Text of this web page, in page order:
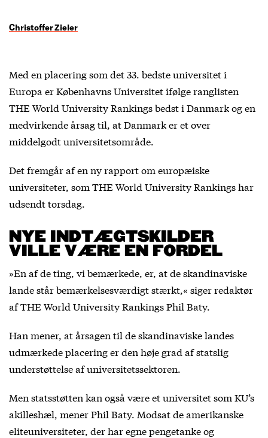
Christoffer Zieler
Med en placering som det 33. bedste universitet i
Europa er Københavns Universitet ifølge ranglisten
THE World University Rankings bedst i Danmark og en
medvirkende årsag til, at Danmark er et over
middelgodt universitetsområde.
Det fremgår af en ny rapport om europæiske
universiteter, som THE World University Rankings har
udsendt torsdag.
NYE INDTÆGTSKILDER
VILLE VÆRE EN FORDEL
»En af de ting, vi bemærkede, er, at de skandinaviske
lande står bemærkelsesværdigt stærkt,« siger redaktør
af THE World University Rankings Phil Baty.
Han mener, at årsagen til de skandinaviske landes
udmærkede placering er den høje grad af statslig
understøttelse af universitetssektoren.
Men statsstøtten kan også være et universitet som KU’s
akilleshæl, mener Phil Baty. Modsat de amerikanske
eliteuniversiteter, der har egne pengetanke og